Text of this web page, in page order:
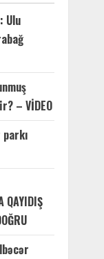
Ulu
– VİDEO
QAYIDIŞ